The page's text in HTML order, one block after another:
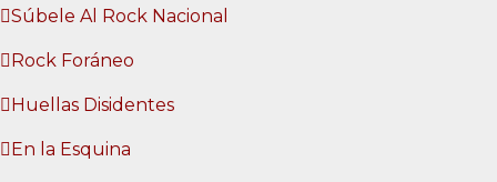
Súbele Al Rock Nacional
Rock Foráneo
Huellas Disidentes
En la Esquina